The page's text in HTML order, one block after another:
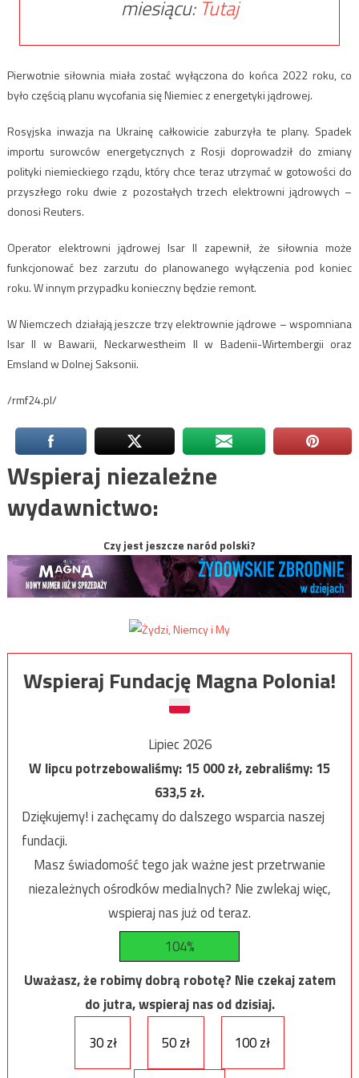
miesiącu: Tutaj
Pierwotnie siłownia miała zostać wyłączona do końca 2022 roku, co
było częścią planu wycofania się Niemiec z energetyki jądrowej.
Rosyjska inwazja na Ukrainę całkowicie zaburzyła te plany. Spadek
importu surowców energetycznych z Rosji doprowadził do zmiany
polityki niemieckiego rządu, który chce teraz utrzymać w gotowości do
przyszłego roku dwie z pozostałych trzech elektrowni jądrowych –
donosi Reuters.
Operator elektrowni jądrowej Isar II zapewnił, że siłownia może
funkcjonować bez zarzutu do planowanego wyłączenia pod koniec
roku. W innym przypadku konieczny będzie remont.
W Niemczech działają jeszcze trzy elektrownie jądrowe – wspomniana
Isar II w Bawarii, Neckarwestheim II w Badenii-Wirtembergii oraz
Emsland w Dolnej Saksonii.
/rmf24.pl/
Wspieraj niezależne
wydawnictwo:
Czy jest jeszcze naród polski?
Wspieraj Fundację Magna Polonia!
Lipiec 2026
W lipcu potrzebowaliśmy:15 000zł, zebraliśmy:15
633,5zł.
Dziękujemy! i zachęcamy do dalszego wsparcia naszej
fundacji.
Masz świadomość tego jak ważne jest przetrwanie
niezależnych ośrodków medialnych? Nie zwlekaj więc,
wspieraj nas już od teraz.
104%
Uważasz, że robimy dobrą robotę? Nie czekaj zatem
do jutra, wspieraj nas od dzisiaj.
30 zł
50 zł 100 zł